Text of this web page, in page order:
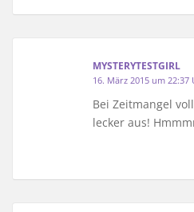
MYSTERYTESTGIRL
16. März 2015 um 22:37
Bei Zeitmangel
lecker aus!